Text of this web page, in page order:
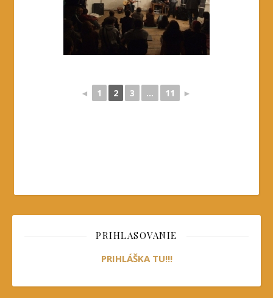
◄ 1 2 3 ... 11 ►
PRIHLASOVANIE
PRIHLÁŠKA TU!!!